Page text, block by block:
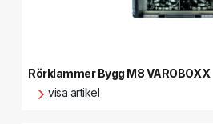
Rörklammer Bygg M8 VAROBOXX
visa artikel